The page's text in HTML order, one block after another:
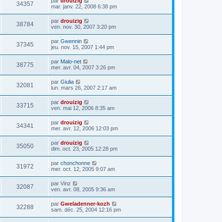
34357
mar. janv. 22, 2008 6:38 pm
38784 par drouizig
ven. nov. 30, 2007 3:20 pm
37345 par Gwennin
jeu. nov. 15, 2007 1:44 pm
38775 par Malo-net
mer. avr. 04, 2007 3:26 pm
32081 par Giulia
lun. mars 26, 2007 2:17 am
33715 par drouizig
ven. mai 12, 2006 8:35 am
34341 par drouizig
mer. avr. 12, 2006 12:03 pm
35050 par drouizig
dim. oct. 23, 2005 12:28 pm
31972 par chonchonne
mer. oct. 12, 2005 9:07 am
32087 par Vinz
ven. avr. 08, 2005 9:36 am
32288 par Gweladenner-kozh
sam. déc. 25, 2004 12:16 pm